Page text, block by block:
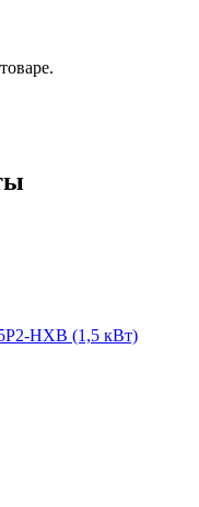
HXB (1,5 кВт)